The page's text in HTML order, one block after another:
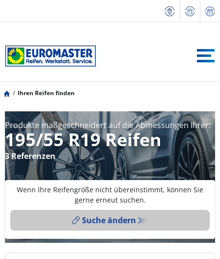
Ihren Reifen finden
Produkte maßgeschneidert auf die Abmessungen Ihrer:
195/55 R19 Reifen
3 Referenzen
Wenn Ihre Reifengröße nicht übereinstimmt, können Sie
gerne erneut suchen.
Suche ändern